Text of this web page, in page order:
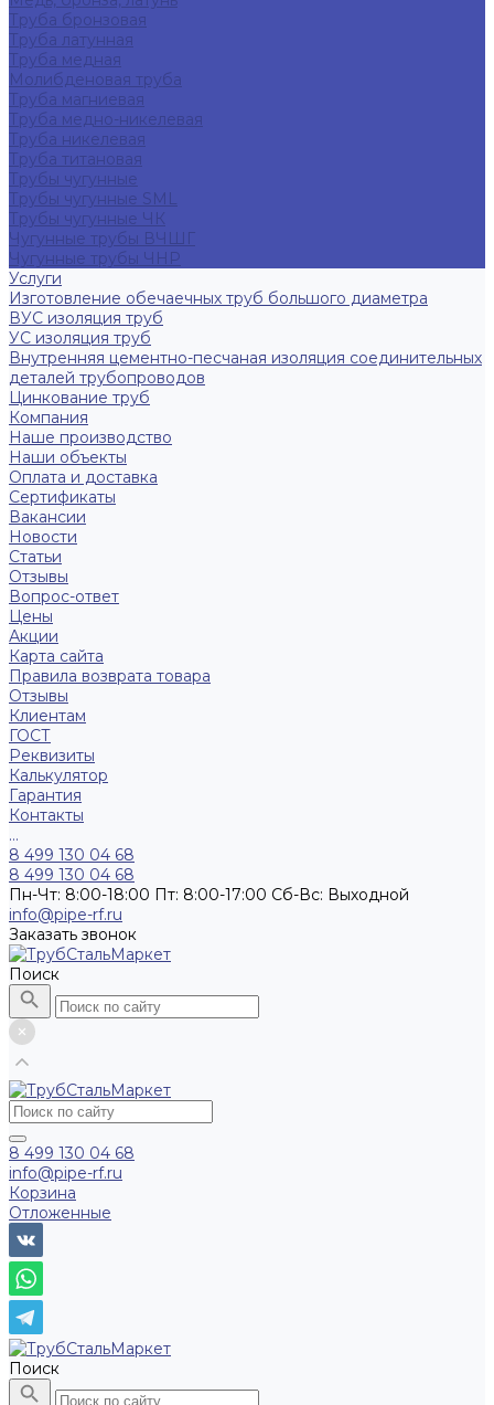
Труба бронзовая
Труба латунная
Труба медная
Молибденовая труба
Труба магниевая
Труба медно-никелевая
Труба никелевая
Труба титановая
Трубы чугунные
Трубы чугунные SML
Трубы чугунные ЧК
Чугунные трубы ВЧШГ
Чугунные трубы ЧНР
Услуги
Изготовление обечаечных труб большого диаметра
ВУС изоляция труб
УС изоляция труб
Внутренняя цементно-песчаная изоляция соединительных
деталей трубопроводов
Цинкование труб
Компания
Наше производство
Наши объекты
Оплата и доставка
Сертификаты
Вакансии
Новости
Статьи
Отзывы
Вопрос-ответ
Цены
Акции
Карта сайта
Правила возврата товара
Отзывы
Клиентам
ГОСТ
Реквизиты
Калькулятор
Гарантия
Контакты
...
8 499 130 04 68
8 499 130 04 68
Пн-Чт: 8:00-18:00 Пт: 8:00-17:00 Сб-Вс: Выходной
info@pipe-rf.ru
Заказать звонок
Поиск
8 499 130 04 68
info@pipe-rf.ru
Корзина
Отложенные
Поиск